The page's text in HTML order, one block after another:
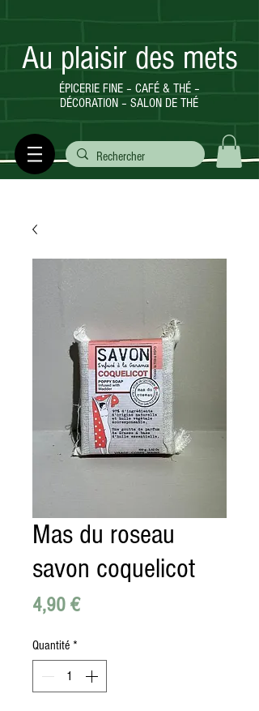
ÉPICERIE FINE – CAFÉ & THÉ –
DÉCORATION – SALON DE THÉ
Au plaisir des mets
Mas du roseau
savon coquelicot
4,90 €Prix
Quantité *